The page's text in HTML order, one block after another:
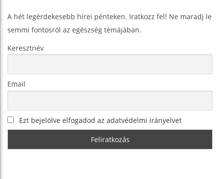
A hét legérdekesebb hírei pénteken. Iratkozz fel! Ne maradj le
semmi fontosról az egészség témájában.
Keresztnév
Email
Ezt bejelölve elfogadod az adatvédelmi irányelvet